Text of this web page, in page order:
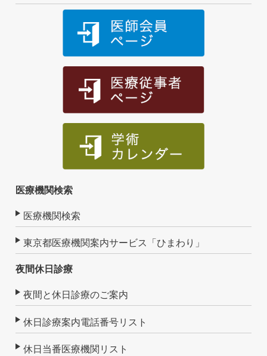
医療機関検索
医療機関検索
東京都医療機関案内サービス「ひまわり」
夜間休日診療
夜間と休日診療のご案内
休日診療案内電話番号リスト
休日当番医療機関リスト